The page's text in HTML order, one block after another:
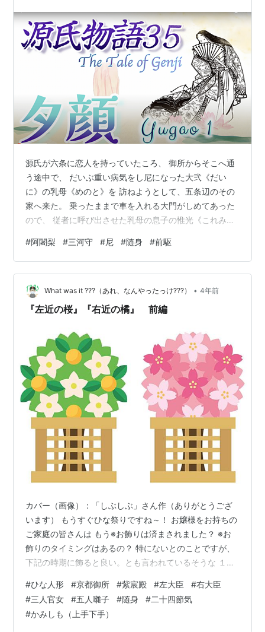
る。
源氏が六条に恋人を持っていたころ、 御所からそこへ通
う途中で、 だいぶ重い病気をし尼になった大弐《だい
に》の乳母《めのと》を 訪ねようとして、五条辺のその
家へ来た。 乗ったままで車を入れる大門がしめてあった
ので、 従者に呼び出させた乳母の息子の惟光《これみ
らながめていた。 惟光の家の隣に、新しい檜垣《ひが
き》を外囲いにして、 建物の前のほうは上げ格子《こう
し》を 四、五間ずっと上げ渡した高窓式になっていて、
新しく白い簾《すだれ》を掛け、 そこからは若いきれい
な感じのする額を並べて、 何人かの女が外をのぞいてい
#阿闍梨 #三河守 #尼 #随身 #前駆
What was it ???（あれ、なんやったっけ???） • 4年前
『左近の桜』『右近の橘』 前編
カバー（画像）：「しぶしぶ」さん作（ありがとうござ
います） もうすぐひな祭りですね～！ お嬢様をお持ちの
ご家庭の皆さんは もう※お飾りは済まされました？ ※お
飾りのタイミングはあるの？ 特にないとのことですが、
下記の時期に飾ると良い。とも言われているそうな １．
のが良いと言われている。節分の豆まきで厄を払われた
のでいいそうな ちなみに今年の立春は２月４日（金）～
18日（金）でした！ ２．同じく、二十四節気の一つの雨
#ひな人形 #京都御所 #紫宸殿 #左大臣 #右大臣
#三人官女 #五人囃子 #随身 #二十四節気
#かみしも（上手下手）